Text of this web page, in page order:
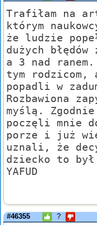
Trafiłam na
którym
że ludzie
dużych
a 3 nad ranem.
tym rodzicom,
popadli w
Rozbawiona
myślą.
poczęli mnie
porze i już
uznali, że
dziecko to
YAFUD
#46355 ?